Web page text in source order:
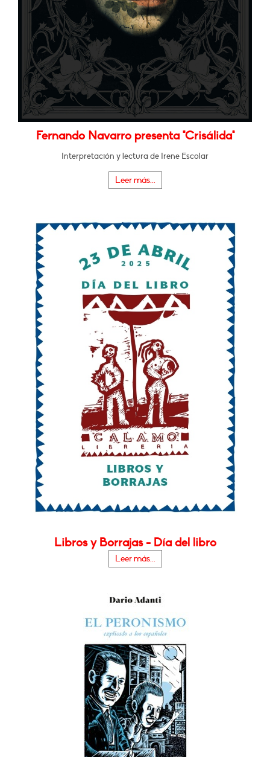
Fernando Navarro presenta "Crisálida"
Interpretación y lectura de Irene Escolar
Leer más...
Libros y Borrajas - Día del libro
Leer más...